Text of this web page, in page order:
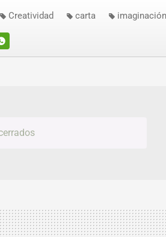
Creatividad carta imaginación